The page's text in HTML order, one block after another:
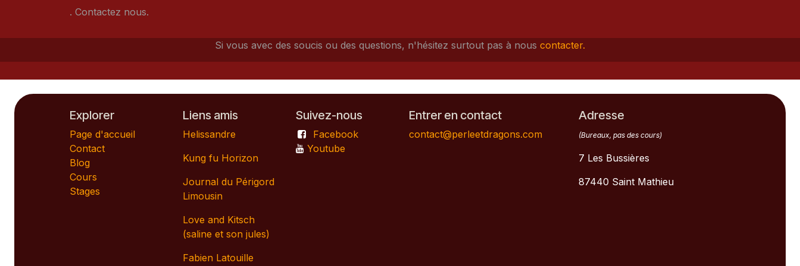
. Contactez nous.
Si vous avec des soucis ou des questions, n'hésitez surtout pas à nous contacter.
Explorer
Page d'accueil
Contact
Blog
Cours
Stages
Liens amis
Helissandre
Kung fu Horizon
Journal du Périgord
Limousin
Love and Kitsch
(saline et son jules)
Fabien Latouille
Suivez-nous
Facebook
Youtube
Entrer en contact
contact@perleetdragons.com
Adresse
(Bureaux, pas des cours)
7 Les Bussières
87440 Saint Mathieu